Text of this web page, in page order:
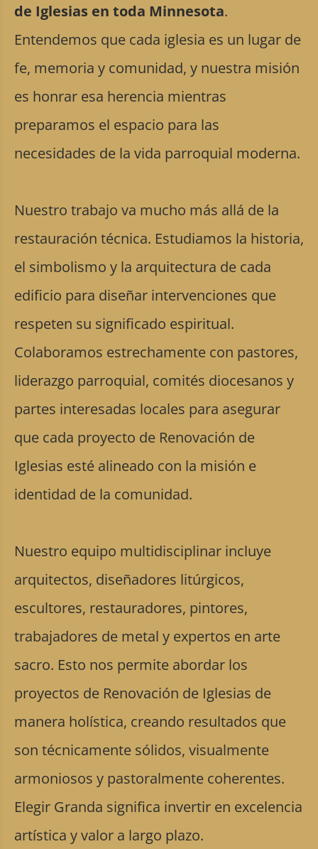
de Iglesias en toda Minnesota.
Entendemos que cada iglesia es un lugar de
fe, memoria y comunidad, y nuestra misión
es honrar esa herencia mientras
preparamos el espacio para las
necesidades de la vida parroquial moderna.
Nuestro trabajo va mucho más allá de la
restauración técnica. Estudiamos la historia,
el simbolismo y la arquitectura de cada
edificio para diseñar intervenciones que
respeten su significado espiritual.
Colaboramos estrechamente con pastores,
liderazgo parroquial, comités diocesanos y
partes interesadas locales para asegurar
que cada proyecto de Renovación de
Iglesias esté alineado con la misión e
identidad de la comunidad.
Nuestro equipo multidisciplinar incluye
arquitectos, diseñadores litúrgicos,
escultores, restauradores, pintores,
trabajadores de metal y expertos en arte
sacro. Esto nos permite abordar los
proyectos de Renovación de Iglesias de
manera holística, creando resultados que
son técnicamente sólidos, visualmente
armoniosos y pastoralmente coherentes.
Elegir Granda significa invertir en excelencia
artística y valor a largo plazo.